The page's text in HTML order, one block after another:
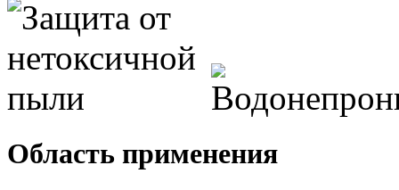
Область применения